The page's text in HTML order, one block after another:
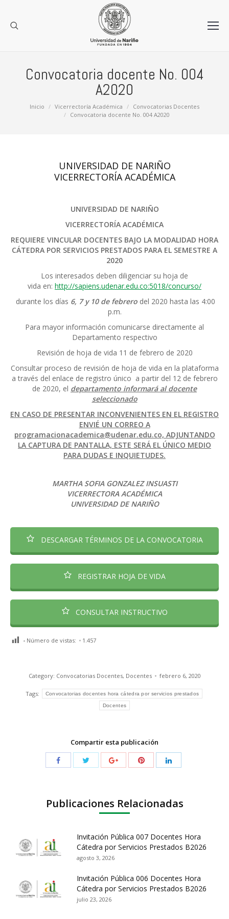
Convocatoria docente No. 004
A2020
Estás aquí:
Inicio Vicerrectoría Académica
Convocatorias Docentes
Convocatoria docente No. 004 A2020
UNIVERSIDAD DE NARIÑO
VICERRECTORÍA ACADÉMICA
UNIVERSIDAD DE NARIÑO
VICERRECTORÍA ACADÉMICA
REQUIERE VINCULAR DOCENTES BAJO LA MODALIDAD HORA
CÁTEDRA POR SERVICIOS PRESTADOS PARA EL SEMESTRE A
2020
Los interesados deben diligenciar su hoja de
vida en: http://sapiens.udenar.edu.co:5018/concurso/
durante los días 6, 7 y 10 de febrero del 2020 hasta las 4:00
p.m.
Para mayor información comunicarse directamente al
Departamento respectivo
Revisión de hoja de vida 11 de febrero de 2020
Consultar proceso de revisión de hoja de vida en la plataforma
a través del enlace de registro único a partir del 12 de febrero
de 2020, el departamento informará al docente
seleccionado
EN CASO DE PRESENTAR INCONVENIENTES EN EL REGISTRO
ENVIÉ UN CORREO A
programacionacademica@udenar.edu.co, ADJUNTANDO
LA CAPTURA DE PANTALLA, ESTE SERÁ EL ÚNICO MEDIO
PARA DUDAS E INQUIETUDES.
MARTHA SOFIA GONZALEZ INSUASTI
VICERRECTORA ACADÉMICA
UNIVERSIDAD DE NARIÑO
DESCARGAR TÉRMINOS DE LA CONVOCATORIA
REGISTRAR HOJA DE VIDA
CONSULTAR INSTRUCTIVO
Número de vistas: 1.457
Category: Convocatorias Docentes, Docentes febrero 6, 2020
Tags: Convocatorias docentes hora cátedra por servicios prestados
Docentes
Compartir esta publicación
Publicaciones Relacionadas
Invitación Pública 007 Docentes Hora
Cátedra por Servicios Prestados B2026
agosto 3, 2026
Invitación Pública 006 Docentes Hora
Cátedra por Servicios Prestados B2026
julio 23, 2026